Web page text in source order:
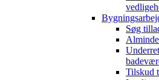
Søg
Tilskud